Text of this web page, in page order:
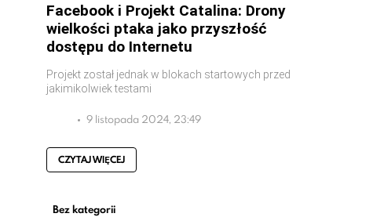
Facebook i Projekt Catalina: Drony
wielkości ptaka jako przyszłość
dostępu do Internetu
Projekt został jednak w blokach startowych przed
jakimikolwiek testami
9 listopada 2024, 23:49
CZYTAJ WIĘCEJ
Bez kategorii